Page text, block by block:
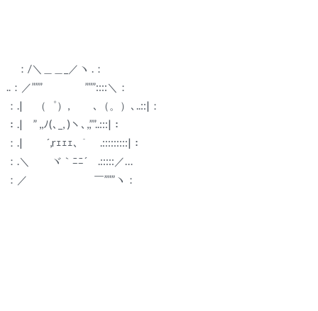
：/＼＿＿_／ヽ .：
..：／””” ”””::::＼：
：.| （゜）, ､（。）､..::|：
：.| ” ,,ﾉ(､_, )ヽ､,,””..:::|：
：.| ´,rｪｪｪ､｀ .:::::::::|：
：.＼ ヾ｀ﾆﾆ´ .:::::／…
：／ ￣”””ヽ：